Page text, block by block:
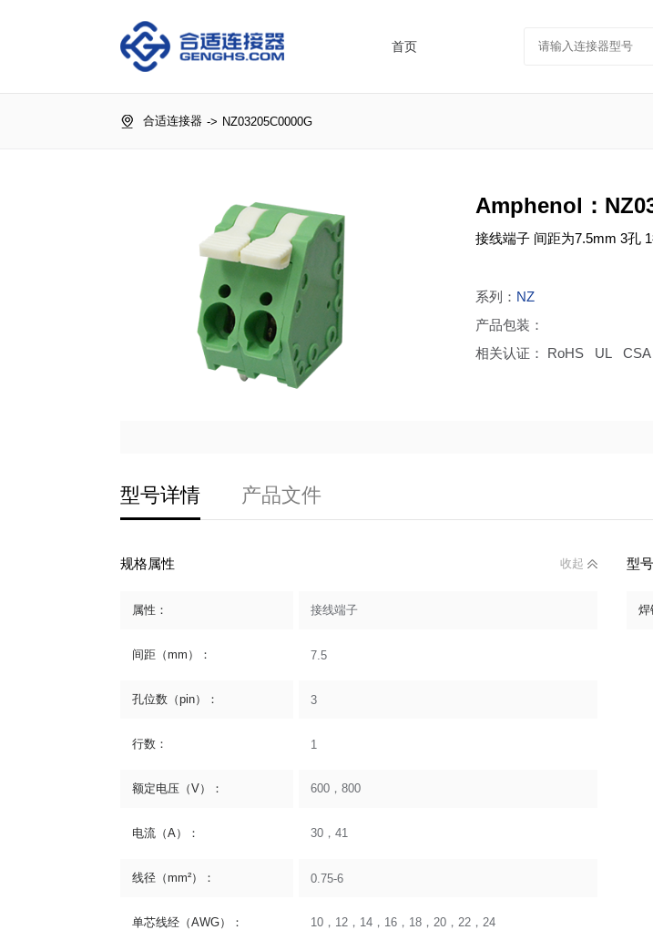
首页
合适连接器 -> NZ03205C0000G
Amphenol：
接线端子 间距为7.5mm 3孔
系列： NZ
产品包装：
相关认证： RoHS UL
型号详情 产品文件
规格属性 收起
属性： 接线端子
间距（mm）： 7.5
孔位数（pin）： 3
行数： 1
额定电压（V）： 600，800
电流（A）： 30，41
线径（mm²）： 0.75-6
单芯线经（AWG）： 10，12，14，16，18，20，22，24
型
焊